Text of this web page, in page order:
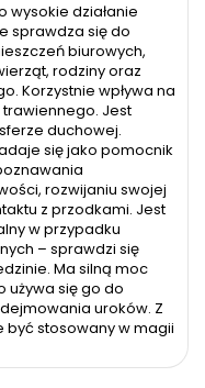
wysokie działanie
sprawdza się do
biurowych,
rodziny oraz
Korzystnie wpływa na
Jest
duchowej.
się jako pomocnik
rozwijaniu swojej
z przodkami. Jest
w przypadku
– sprawdzi się
Ma silną moc
używa się go do
uroków. Z
stosowany w magii